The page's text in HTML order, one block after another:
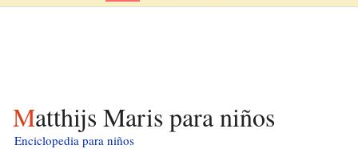
Matthijs Maris para niños
Enciclopedia para niños